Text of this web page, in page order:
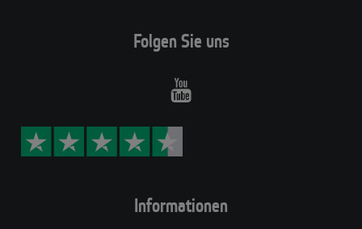
Informationen
Folgen Sie uns
Youtube